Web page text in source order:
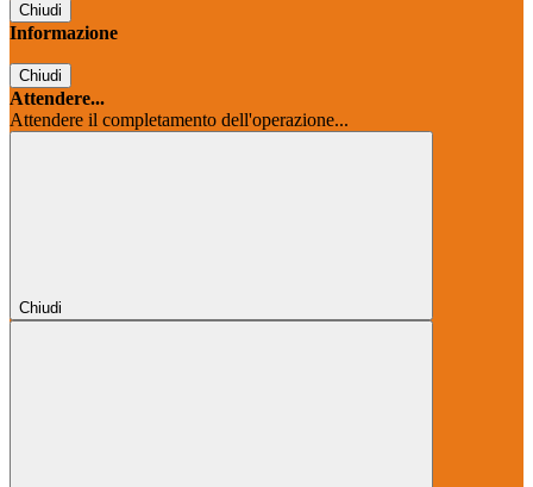
Chiudi
Informazione
Chiudi
Attendere...
Attendere il completamento dell'operazione...
Chiudi